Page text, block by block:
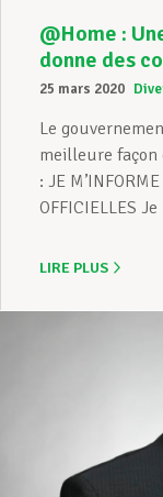
Devenir
@Home :
donne des
25 mars 2020
Le
meilleure façon
: JE
OFFICIELLES
LIRE PLUS